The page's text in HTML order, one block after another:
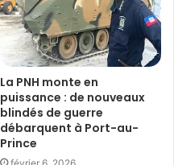
La PNH monte en
puissance : de nouveaux
blindés de guerre
débarquent à Port-au-
Prince